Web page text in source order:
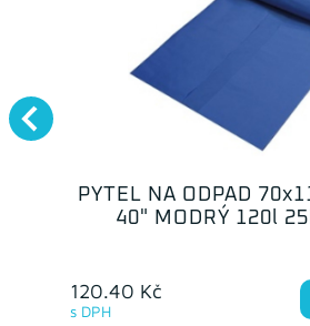
PYTEL NA ODPAD
40" MODRÝ 120l
120.40 Kč
s DPH